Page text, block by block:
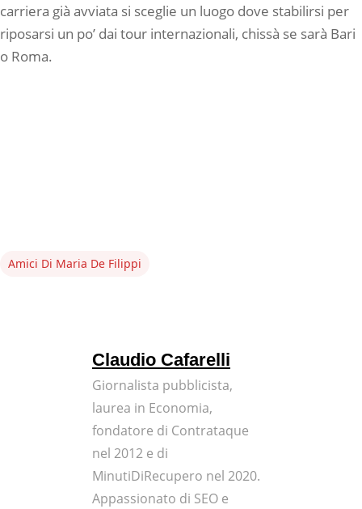
carriera già avviata si sceglie un luogo dove stabilirsi per
riposarsi un po’ dai tour internazionali, chissà se sarà Bari
o Roma.
Amici Di Maria De Filippi
Claudio Cafarelli
Giornalista pubblicista,
laurea in Economia,
fondatore di Contrataque
nel 2012 e di
MinutiDiRecupero nel 2020.
Appassionato di SEO e